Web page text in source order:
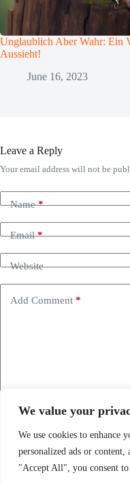
We value your
We use cookies to enhance
personalized ads or
"Accept All", you consent
Unglaublich Aber Wahr: Ein
Aussieht!
June 16, 2023
Leave a Reply
Your email address will not be
Name*
Email*
Website
Add Comment *
Save my name, email
Post Comment